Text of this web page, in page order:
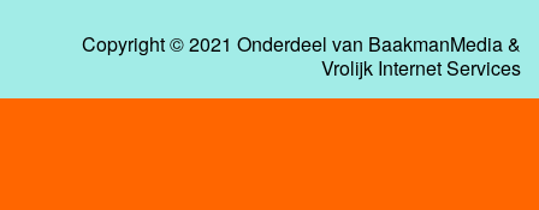
Copyright © 2021 Onderdeel van BaakmanMedia&
Vrolijk Internet Services